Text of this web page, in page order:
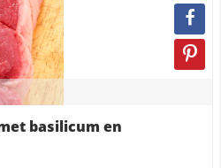
basilicum en